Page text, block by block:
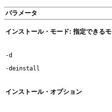
パラメータ
インストール・モード: 指定できる
-d
-deinstall
インストール・オプション